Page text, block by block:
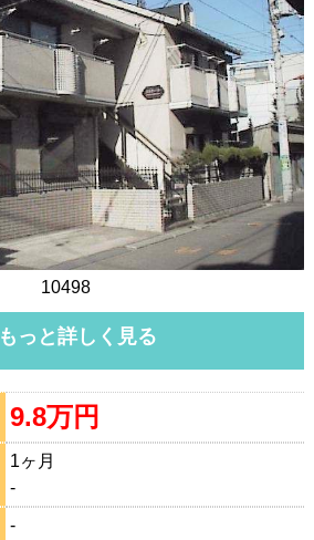
10498
もっと詳しく見る
9.8万円
1ヶ月
-
-